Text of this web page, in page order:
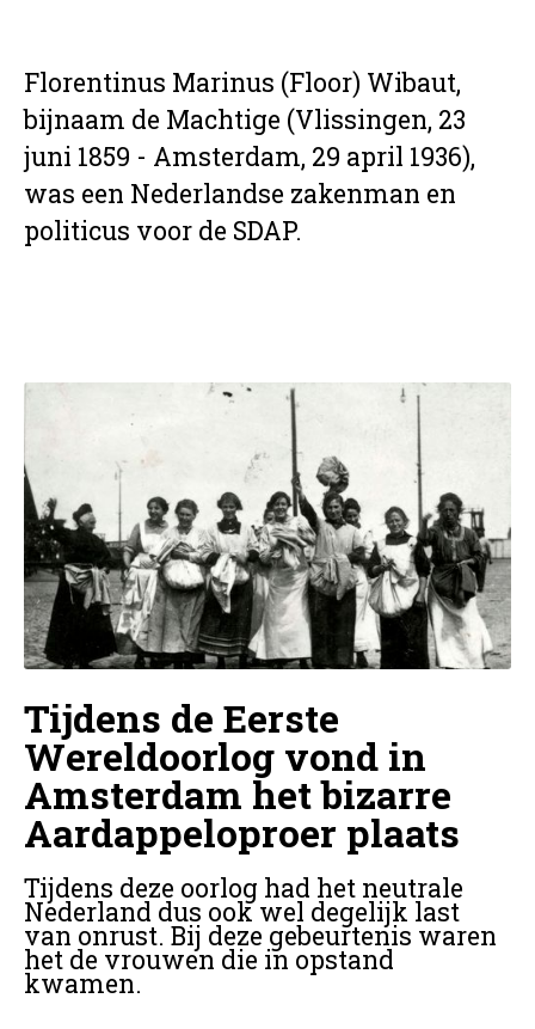
Florentinus Marinus (Floor) Wibaut,
bijnaam de Machtige (Vlissingen, 23
juni 1859 - Amsterdam, 29 april 1936),
was een Nederlandse zakenman en
politicus voor de SDAP.
Tijdens de Eerste
Wereldoorlog vond in
Amsterdam het bizarre
Aardappeloproer plaats
Tijdens deze oorlog had het neutrale
Nederland dus ook wel degelijk last
van onrust. Bij deze gebeurtenis waren
het de vrouwen die in opstand
kwamen.